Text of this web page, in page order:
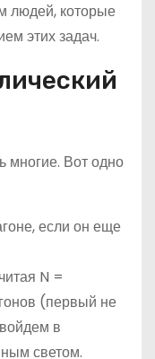
людей, которые
этих задач.
многие. Вот одно
если он еще
N =
(первый не
в
светом.